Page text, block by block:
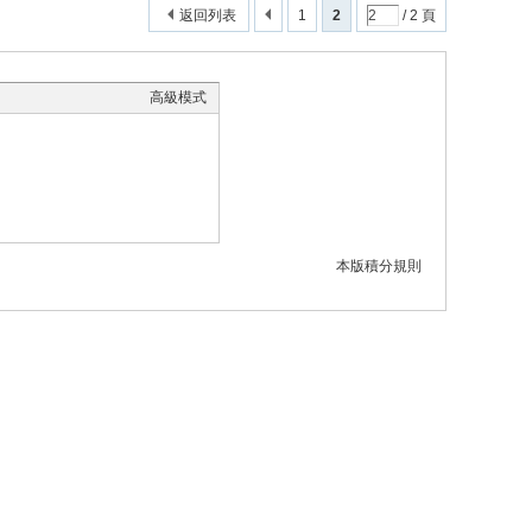
1 2 / 2 頁
返回列表
高級模式
本版積分規則